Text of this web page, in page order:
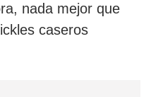
nada mejor que
caseros